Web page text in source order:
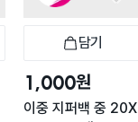
담기
1,000원
이중 지퍼백 중 20X